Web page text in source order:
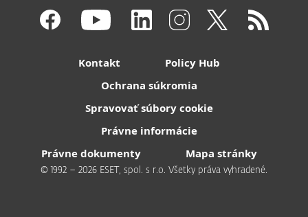
Kontakt
Policy Hub
Ochrana súkromia
Spravovať súbory cookie
Právne informácie
Právne dokumenty
Mapa stránky
© 1992 – 2026 ESET, spol. s r.o. Všetky práva vyhradené.